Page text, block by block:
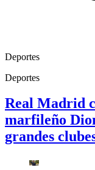
Deportes
Deportes
Real Madrid
marfileño
grandes